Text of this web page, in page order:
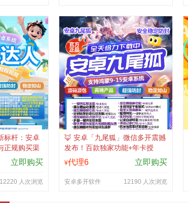
标杆：安卓
正规购买渠
立即购买
12220 人次浏览
🦊 安卓「九尾狐」微信多开震撼
发布！百款独家功能+年卡授
权，私域江湖的终极利器！
¥代理6 立即购买
安卓多开软件 12190 人次浏览